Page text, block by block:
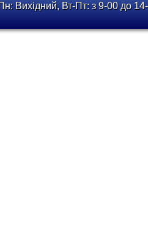
Вихідний, Вт-Пт: з 9-00 до